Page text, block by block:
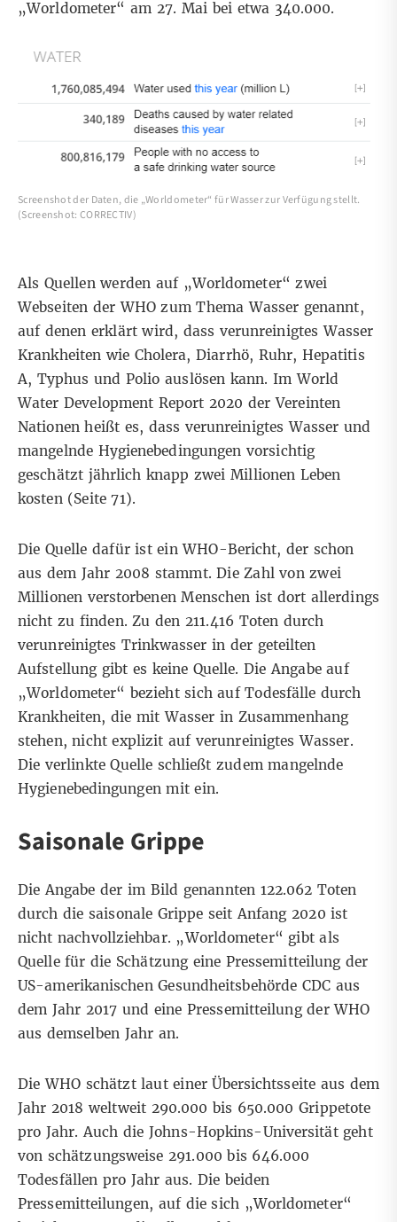
„Worldometer“ am 27. Mai bei etwa 340.000.
Screenshot der Daten, die „Worldometer“ für Wasser zur Verfügung stellt.
(Screenshot: CORRECTIV)
Als Quellen werden auf „Worldometer“ zwei
Webseiten der WHO zum Thema Wasser genannt,
auf denen erklärt wird, dass verunreinigtes Wasser
Krankheiten wie Cholera, Diarrhö, Ruhr, Hepatitis
A, Typhus und Polio auslösen kann. ImWorld
Water Development Report 2020 der Vereinten
Nationen heißt es, dass verunreinigtes Wasser und
mangelnde Hygienebedingungen vorsichtig
geschätzt jährlich knapp zwei Millionen Leben
kosten (Seite 71).
Die Quelle dafür ist einWHO-Bericht, der schon
aus dem Jahr 2008 stammt. Die Zahl von zwei
Millionen verstorbenen Menschen ist dort allerdings
nicht zu finden. Zu den 211.416 Toten durch
verunreinigtes Trinkwasser in der geteilten
Aufstellung gibt es keine Quelle. Die Angabe auf
„Worldometer“ bezieht sich auf Todesfälle durch
Krankheiten, die mit Wasser in Zusammenhang
stehen, nicht explizit auf verunreinigtes Wasser.
Die verlinkte Quelle schließt zudem mangelnde
Hygienebedingungen mit ein.
Saisonale Grippe
Die Angabe der im Bild genannten 122.062 Toten
durch die saisonale Grippe seit Anfang 2020 ist
nicht nachvollziehbar. „Worldometer“ gibt als
Quelle für die Schätzung eine Pressemitteilungder
US-amerikanischen Gesundheitsbehörde CDC aus
dem Jahr 2017 und einePressemitteilungder WHO
aus demselben Jahr an.
DieWHO schätzt laut einer Übersichtsseite aus dem
Jahr 2018 weltweit 290.000 bis 650.000 Grippetote
pro Jahr. Auch dieJohns-Hopkins-Universitätgeht
von schätzungsweise 291.000 bis 646.000
Todesfällen pro Jahr aus. Die beiden
Pressemitteilungen, auf die sich „Worldometer“